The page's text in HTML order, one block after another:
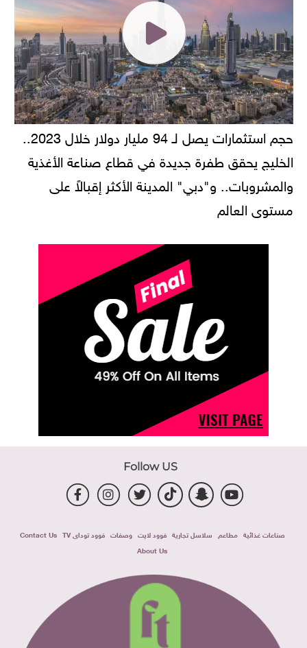
حجم استثمارات يصل لـ 94 مليار دولار خلال 2023..
الخليج يحقق طفرة جديدة في قطاع صناعة الأغذية
والمشروبات.. و"دبي" المدينة الأكثر إقبالاً على
مستوى العالم
Follow US
صناعات غذائية مطاعم سلاسل تجارية فوود لايت وصفات فوود توداى TV
Contact Us
About Us